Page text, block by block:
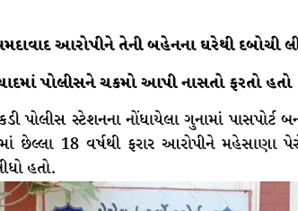
આરોપીને તેની બહેનના ઘરેથી દબોચી
પોલીસને ચકમો આપી નાસતો ફરતો હતો
પોલીસ સ્ટેશનના નોંધાયેલા ગુનામાં પાસપોર્ટ
છેલ્લા 18 વર્ષથી ફરાર આરોપીને મહેસાણા
હતો.